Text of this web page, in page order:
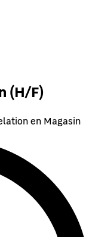
(H/F)
en Magasin